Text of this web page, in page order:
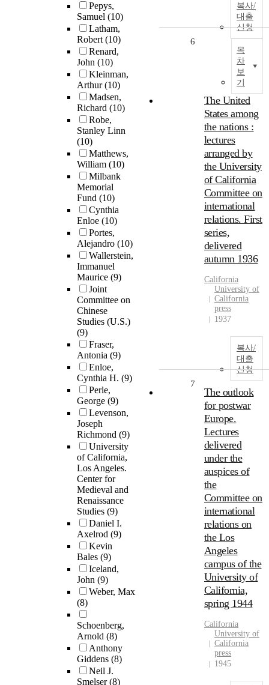
Pepys,
Samuel (10)
Latham,
Robert(10)
Renard,
John (10)
Kleinman,
Arthur(10)
Madsen,
Richard (10)
Robe,
Stanley Linn
(10)
Matthews,
William (10)
Milbank
Memorial
Fund (10)
Cynthia
Enloe (10)
Portes,
Alejandro (10)
Wallerstein,
Immanuel
Maurice (9)
Joint
Committee on
Chinese
Studies (U.S.)
(9)
Fraser,
Antonia (9)
Enloe,
Cynthia H. (9)
Perle,
George (9)
Levenson,
Joseph
Richmond (9)
University
of California,
Los Angeles.
Center for
Medieval and
Renaissance
Studies (9)
Daniel I.
Axelrod (9)
Kevin
Bales (9)
Iceland,
John (9)
Weber, Max
(8)
Schoenberg,
Arnold (8)
Anthony
Giddens (8)
Neil J.
Smelser(8)
복사/
대출
신청
목
차
보
기
6
The United
States among
the nations :
lectures
arranged by
the University
of California
Committee on
international
relations. First
series,
delivered
autumn 1936
California
University of
California
press
1937
복사/
대출
신청
7
The outlook
for postwar
Europe.
Lectures
delivered
under the
auspices of
the
Committee on
international
relations on
the Los
Angeles
campus of the
University of
California,
spring 1944
California
University of
California
press
1945